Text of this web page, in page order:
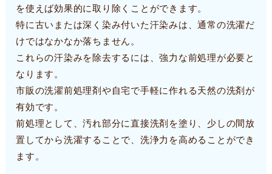
を使えば効果的に取り除くことができます。
特に古いまたは深く染み付いた汗染みは、通常の洗濯だ
けではなかなか落ちません。
これらの汗染みを除去するには、強力な前処理が必要と
なります。
市販の洗濯前処理剤や自宅で手軽に作れる天然の洗剤が
有効です。
前処理として、汚れ部分に直接洗剤を塗り、少しの間放
置してから洗濯することで、洗浄力を高めることができ
ます。